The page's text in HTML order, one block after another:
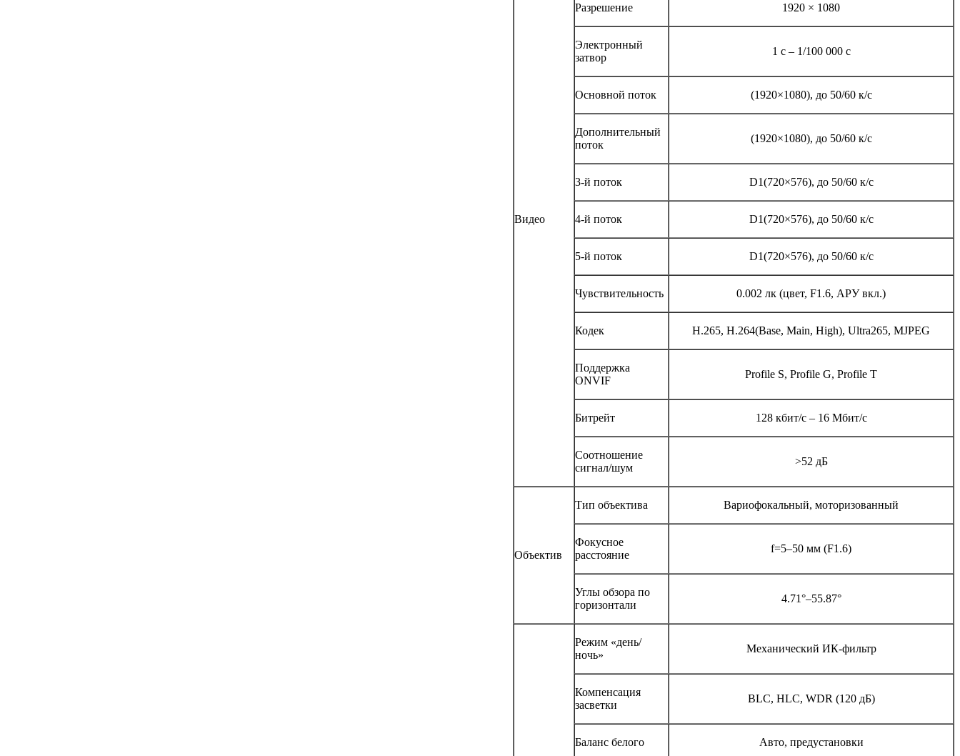
Видео
Разрешение 1920 × 1080
Электронный
затвор
1 с – 1/100 000 c
Основной поток (1920×1080), до 50/60 к/с
Дополнительный
поток
(1920×1080), до 50/60 к/с
3-й поток D1(720×576), до 50/60 к/с
4-й поток D1(720×576), до 50/60 к/с
5-й поток D1(720×576), до 50/60 к/с
Чувствительность 0.002 лк (цвет, F1.6, АРУ вкл.)
Кодек H.265, H.264(Base, Main, High), Ultra265, MJPEG
Поддержка
ONVIF
Profile S, Profile G, Profile Т
Битрейт 128 кбит/с – 16 Мбит/с
Соотношение
сигнал/шум
>52 дБ
Объектив
Тип объектива Вариофокальный, моторизованный
Фокусное
расстояние
f=5–50 мм (F1.6)
Углы обзора по
горизонтали
4.71°–55.87°
Режим «день/
ночь»
Механический ИК-фильтр
Компенсация
засветки
BLC, HLC, WDR (120 дБ)
Баланс белого Авто, предустановки